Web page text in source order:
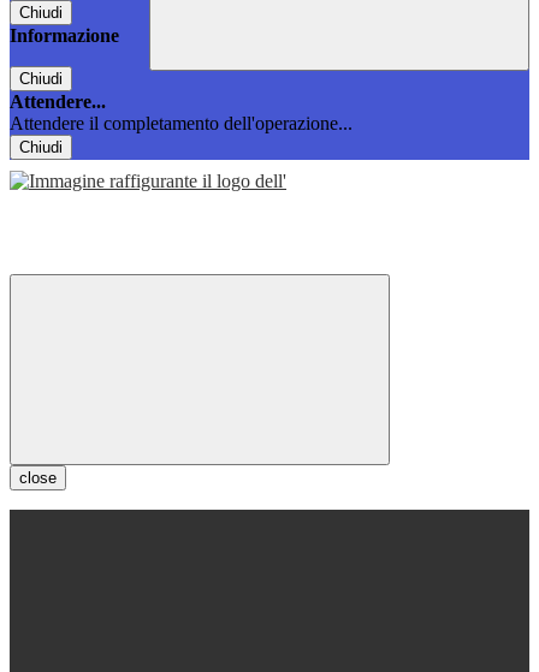
Chiudi
Informazione
Chiudi
Attendere...
Attendere il completamento dell'operazione...
Chiudi
close